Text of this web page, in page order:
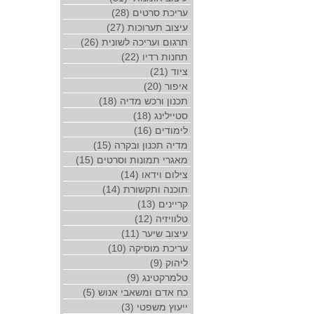
עריכת סרטים (28)
עיצוב תערוכות (27)
תרגום ועריכה לשונית (26)
תחנות רדיו (22)
ציוד (21)
איפור (20)
תכנון ורכש מדיה (18)
סטיילינג (18)
לימודים (16)
מדיה תכנון ובקרה (15)
מאגרי תמונות וסרטים (15)
צילום וידאו (14)
תוכנה ותקשורת (14)
קריינים (13)
טלוויזיה (12)
עיצוב שיער (11)
עריכת מוסיקה (10)
ליהוק (9)
טלמרקטינג (9)
כח אדם ומשאבי אנוש (5)
ייעוץ משפטי (3)